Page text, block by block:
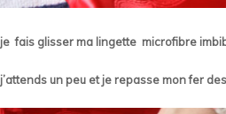
je fais glisser ma lingette microfibre
j’attends un peu et je repasse mon fer